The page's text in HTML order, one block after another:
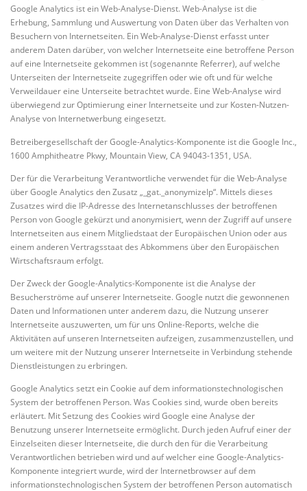
Google Analytics ist ein Web-Analyse-Dienst. Web-Analyse ist die
Erhebung, Sammlung und Auswertung von Daten über das Verhalten von
Besuchern von Internetseiten. Ein Web-Analyse-Dienst erfasst unter
anderem Daten darüber, von welcher Internetseite eine betroffene Person
auf eine Internetseite gekommen ist (sogenannte Referrer), auf welche
Unterseiten der Internetseite zugegriffen oder wie oft und für welche
Verweildauer eine Unterseite betrachtet wurde. Eine Web-Analyse wird
überwiegend zur Optimierung einer Internetseite und zur Kosten-Nutzen-
Analyse von Internetwerbung eingesetzt.
Betreibergesellschaft der Google-Analytics-Komponente ist die Google Inc.,
1600 Amphitheatre Pkwy, Mountain View, CA 94043-1351, USA.
Der für die Verarbeitung Verantwortliche verwendet für die Web-Analyse
über Google Analytics den Zusatz „_gat._anonymizeIp“. Mittels dieses
Zusatzes wird die IP-Adresse des Internetanschlusses der betroffenen
Person von Google gekürzt und anonymisiert, wenn der Zugriff auf unsere
Internetseiten aus einem Mitgliedstaat der Europäischen Union oder aus
einem anderen Vertragsstaat des Abkommens über den Europäischen
Wirtschaftsraum erfolgt.
Der Zweck der Google-Analytics-Komponente ist die Analyse der
Besucherströme auf unserer Internetseite. Google nutzt die gewonnenen
Daten und Informationen unter anderem dazu, die Nutzung unserer
Internetseite auszuwerten, um für uns Online-Reports, welche die
Aktivitäten auf unseren Internetseiten aufzeigen, zusammenzustellen, und
um weitere mit der Nutzung unserer Internetseite in Verbindung stehende
Dienstleistungen zu erbringen.
Google Analytics setzt ein Cookie auf dem informationstechnologischen
System der betroffenen Person. Was Cookies sind, wurde oben bereits
erläutert. Mit Setzung des Cookies wird Google eine Analyse der
Benutzung unserer Internetseite ermöglicht. Durch jeden Aufruf einer der
Einzelseiten dieser Internetseite, die durch den für die Verarbeitung
Verantwortlichen betrieben wird und auf welcher eine Google-Analytics-
Komponente integriert wurde, wird der Internetbrowser auf dem
informationstechnologischen System der betroffenen Person automatisch